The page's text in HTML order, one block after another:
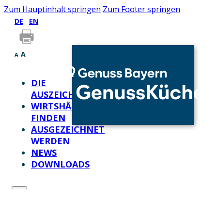
Zum Hauptinhalt springen Zum Footer springen
DE EN
A A
DIE
AUSZEICHNUNG
WIRTSHÄUSER
FINDEN
AUSGEZEICHNET
WERDEN
NEWS
DOWNLOADS